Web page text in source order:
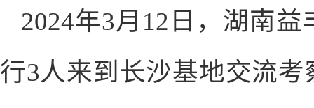
2024年3月12日，湖南
行3人来到长沙基地交流